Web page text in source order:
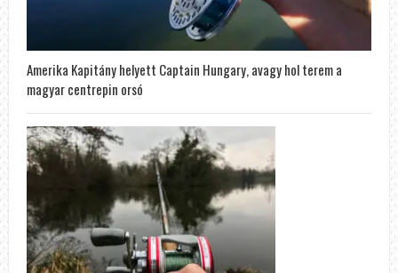
Amerika Kapitány helyett Captain Hungary, avagy hol terem a
magyar centrepin orsó